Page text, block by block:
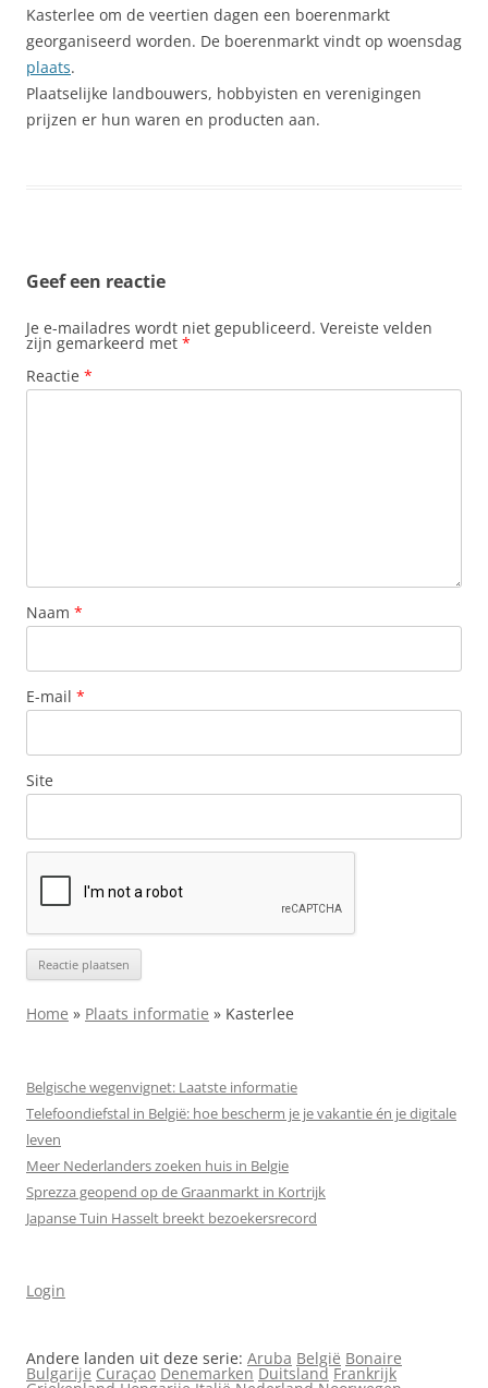
Kasterlee om de veertien dagen een boerenmarkt
georganiseerd worden. De boerenmarkt vindt op woensdag
plaats.
Plaatselijke landbouwers, hobbyisten en verenigingen
prijzen er hun waren en producten aan.
Geef een reactie
Je e-mailadres wordt niet gepubliceerd. Vereiste velden
zijn gemarkeerd met *
Reactie *
Naam *
E-mail *
Site
Home » Plaats informatie » Kasterlee
Belgische wegenvignet: Laatste informatie
Telefoondiefstal in België: hoe bescherm je je vakantie én je digitale
leven
Meer Nederlanders zoeken huis in Belgie
Sprezza geopend op de Graanmarkt in Kortrijk
Japanse Tuin Hasselt breekt bezoekersrecord
Login
Andere landen uit deze serie: Aruba België Bonaire
Bulgarije Curaçao Denemarken Duitsland Frankrijk